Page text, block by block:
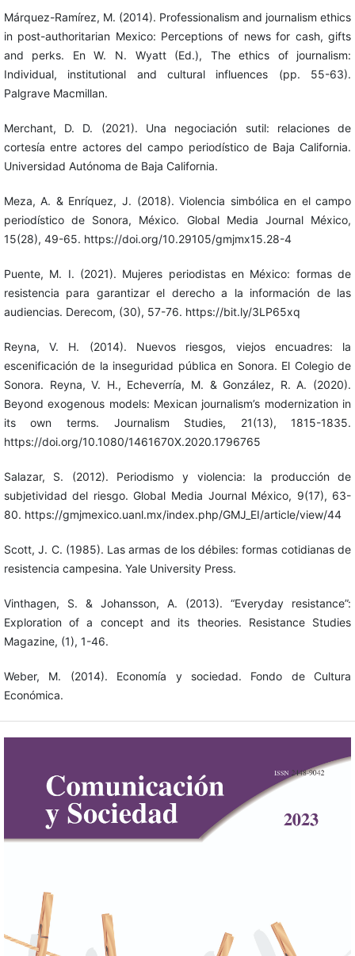
Márquez-Ramírez, M. (2014). Professionalism and journalism ethics
in post-authoritarian Mexico: Perceptions of news for cash, gifts
and perks. En W. N. Wyatt (Ed.), The ethics of journalism:
Individual, institutional and cultural influences (pp. 55-63).
Palgrave Macmillan.
Merchant, D. D. (2021). Una negociación sutil: relaciones de
cortesía entre actores del campo periodístico de Baja California.
Universidad Autónoma de Baja California.
Meza, A. & Enríquez, J. (2018). Violencia simbólica en el campo
periodístico de Sonora, México. Global Media Journal México,
15(28), 49-65. https://doi.org/10.29105/gmjmx15.28-4
Puente, M. I. (2021). Mujeres periodistas en México: formas de
resistencia para garantizar el derecho a la información de las
audiencias. Derecom, (30), 57-76. https://bit.ly/3LP65xq
Reyna, V. H. (2014). Nuevos riesgos, viejos encuadres: la
escenificación de la inseguridad pública en Sonora. El Colegio de
Sonora. Reyna, V. H., Echeverría, M. & González, R. A. (2020).
Beyond exogenous models: Mexican journalism’s modernization in
its own terms. Journalism Studies, 21(13), 1815-1835.
https://doi.org/10.1080/1461670X.2020.1796765
Salazar, S. (2012). Periodismo y violencia: la producción de
subjetividad del riesgo. Global Media Journal México, 9(17), 63-
80. https://gmjmexico.uanl.mx/index.php/GMJ_EI/article/view/44
Scott, J. C. (1985). Las armas de los débiles: formas cotidianas de
resistencia campesina. Yale University Press.
Vinthagen, S. & Johansson, A. (2013). “Everyday resistance”:
Exploration of a concept and its theories. Resistance Studies
Magazine, (1), 1-46.
Weber, M. (2014). Economía y sociedad. Fondo de Cultura
Económica.